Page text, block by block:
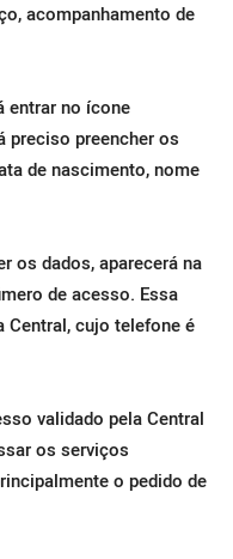
acompanhamento de
entrar no ícone
preciso preencher os
de nascimento, nome
os dados, aparecerá na
de acesso. Essa
Central, cujo telefone é
validado pela Central
os serviços
o pedido de